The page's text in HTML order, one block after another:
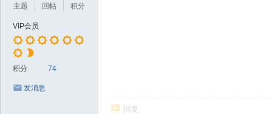
主题
回帖
积分
VIP会员
积分 74
发消息
回复